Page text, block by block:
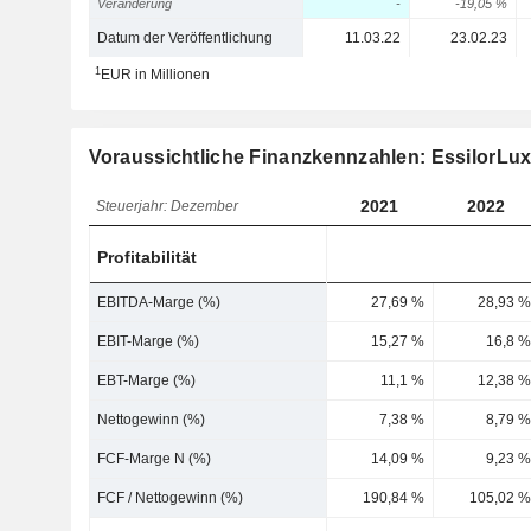
Veränderung - -19,05 %
Datum der Veröffentlichung 11.03.22 23.02.23
1EUR in Millionen
Voraussichtliche Finanzkennzahlen:
Steuerjahr: Dezember 2021 2022
Profitabilität
EBITDA-Marge (%) 27,69 % 28,93 %
EBIT-Marge (%) 15,27 % 16,8 %
EBT-Marge (%) 11,1 % 12,38 %
Nettogewinn (%) 7,38 % 8,79 %
FCF-Marge N (%) 14,09 % 9,23 %
FCF / Nettogewinn (%) 190,84 % 105,02 %